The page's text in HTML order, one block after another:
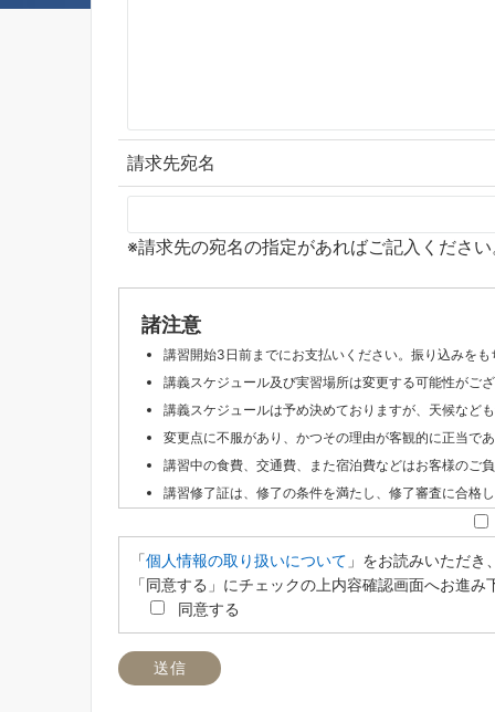
請求先宛名
※請求先の宛名の指定があればご記入ください
諸注意
講習開始3日前までにお支払いください。振り込みをも
講義スケジュール及び実習場所は変更する可能性がござ
講義スケジュールは予め決めておりますが、天候など
変更点に不服があり、かつその理由が客観的に正当で
講習中の食費、交通費、また宿泊費などはお客様のご負
講習修了証は、修了の条件を満たし、修了審査に合格し
講習代及びテキスト代、機体使用代など講習に必要な
申込にあたって送信された個人情報は、岐阜ドローン
受講者は、座学受講中のビデオ撮影・録音をすること
「個人情報の取り扱いについて 」をお読みいただき、
「同意する」にチェックの上内容確認画面へお進み
同意する